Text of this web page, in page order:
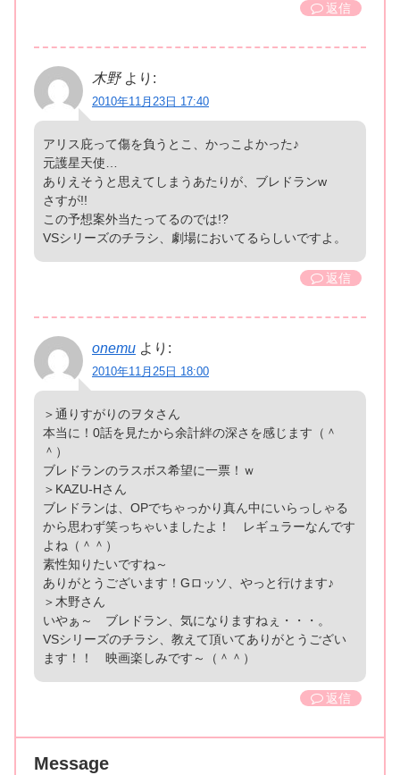
返信
木野 より:
2010年11月23日 17:40
アリス庇って傷を負うとこ、かっこよかった♪
元護星天使…
ありえそうと思えてしまうあたりが、ブレドランw
さすが!!
この予想案外当たってるのでは!?
VSシリーズのチラシ、劇場においてるらしいですよ。
返信
onemu より:
2010年11月25日 18:00
＞通りすがりのヲタさん
本当に！0話を見たから余計絆の深さを感じます（＾
＾）
ブレドランのラスボス希望に一票！ｗ
＞KAZU-Hさん
ブレドランは、OPでちゃっかり真ん中にいらっしゃる
から思わず笑っちゃいましたよ！ レギュラーなんです
よね（＾＾）
素性知りたいですね～
ありがとうございます！Gロッソ、やっと行けます♪
＞木野さん
いやぁ～ ブレドラン、気になりますねぇ・・・。
VSシリーズのチラシ、教えて頂いてありがとうござい
ます！！ 映画楽しみです～（＾＾）
返信
Message